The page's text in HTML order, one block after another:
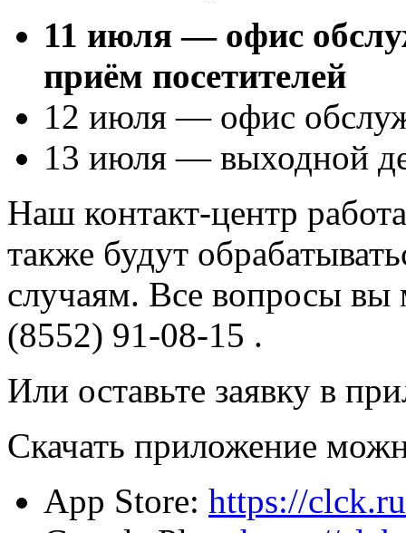
11 июля — офис
приём посетителей
12 июля — офис
13 июля — выходной
Наш контакт-центр
также будут
случаям. Все вопросы вы
(8552) 91-08-15 .
Или оставьте заявку в
Скачать приложение
App Store: https://